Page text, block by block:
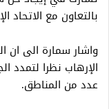
بالتعاون مع الاتحاد
واشار سمارة الى ان
الإرهاب نظرا لتمدد
عدد من المناطق.